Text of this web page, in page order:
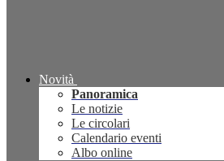
Novità
Panoramica
Le notizie
Le circolari
Calendario eventi
Albo online